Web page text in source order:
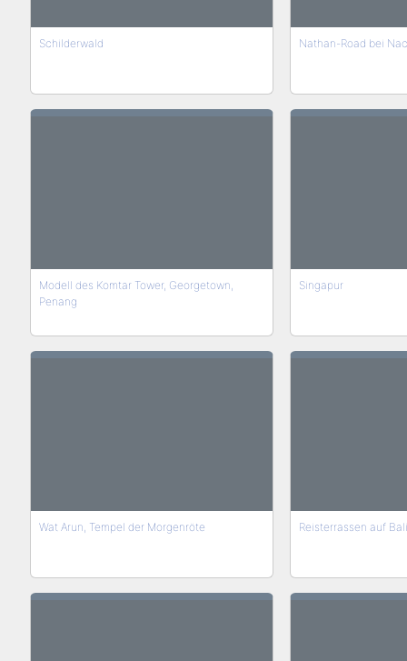
Schilderwald Nathan-Road bei
Modell des Komtar Tower, Georgetown,
Penang
Singapur
Wat Arun, Tempel der Morgenröte Reisterrassen auf Bali